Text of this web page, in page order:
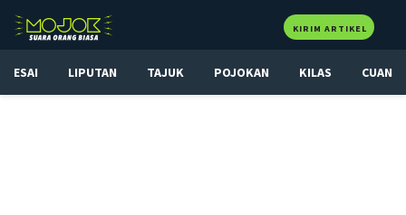
KIRIM ARTIKEL
ESAI LIPUTAN TAJUK POJOKAN KILAS CUAN